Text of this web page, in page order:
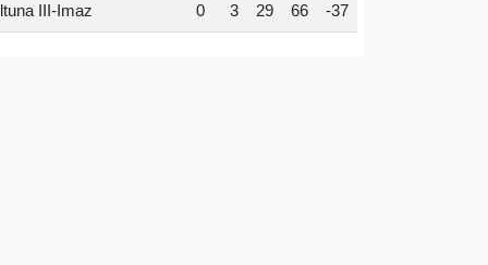
III-Imaz 0 3 29 66 -37